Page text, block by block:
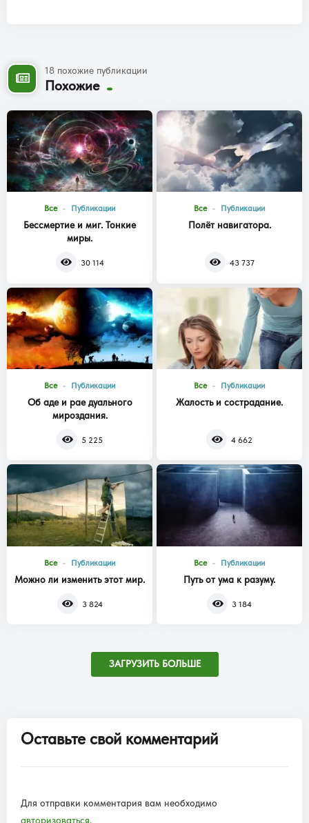
18 похожие публикации
Похожие
Все Публикации
Бессмертие и миг. Тонкие
миры.
30 114
Все Публикации
Полёт навигатора.
43 737
Все Публикации
Об аде и рае дуального
мироздания.
5 225
Все Публикации
Жалость и сострадание.
4 662
Все Публикации
Можно ли изменить этот мир.
3 824
Все Публикации
Путь от ума к разуму.
3 184
ЗАГРУЗИТЬ БОЛЬШЕ
Оставьте свой комментарий
Для отправки комментария вам необходимо